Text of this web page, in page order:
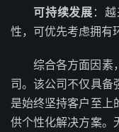
可持续发展 ：
性，可优先考虑拥有
综合各方面因素
司。该公司不仅具备
是始终坚持客户至上
供个性化解决方案。